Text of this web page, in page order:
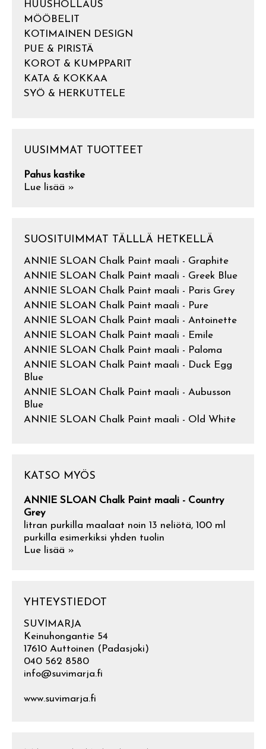
HUUSHOLLAUS
MÖÖBELIT
KOTIMAINEN DESIGN
PUE & PIRISTÄ
KOROT & KUMPPARIT
KATA & KOKKAA
SYÖ & HERKUTTELE
UUSIMMAT TUOTTEET
Pahus kastike
Lue lisää »
SUOSITUIMMAT TÄLLLÄ HETKELLÄ
ANNIE SLOAN Chalk Paint maali - Graphite
ANNIE SLOAN Chalk Paint maali - Greek Blue
ANNIE SLOAN Chalk Paint maali - Paris Grey
ANNIE SLOAN Chalk Paint maali - Pure
ANNIE SLOAN Chalk Paint maali - Antoinette
ANNIE SLOAN Chalk Paint maali - Emile
ANNIE SLOAN Chalk Paint maali - Paloma
ANNIE SLOAN Chalk Paint maali - Duck Egg
Blue
ANNIE SLOAN Chalk Paint maali - Aubusson
Blue
ANNIE SLOAN Chalk Paint maali - Old White
KATSO MYÖS
ANNIE SLOAN Chalk Paint maali - Country
Grey
litran purkilla maalaat noin 13 neliötä, 100 ml
purkilla esimerkiksi yhden tuolin
Lue lisää »
YHTEYSTIEDOT
SUVIMARJA
Keinuhongantie 54
17610 Auttoinen (Padasjoki)
040 562 8580
info@suvimarja.fi
www.suvimarja.fi